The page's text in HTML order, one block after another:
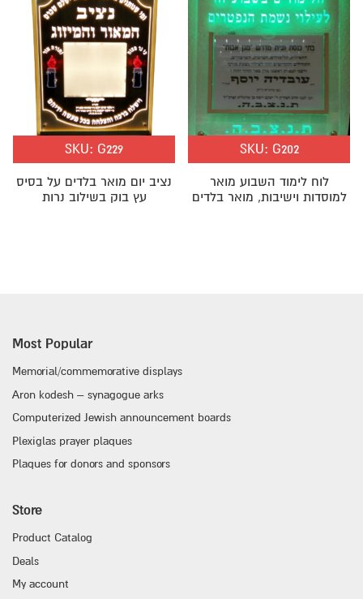
SKU: G229
נציב יום מואר בלדים על בסיס
עץ בוק בשילוב נרות
SKU: G202
לוח לימוד השבוע מואר
למוסדות וישיבות, מואר בלדים
Most Popular
Memorial/commemorative displays
Aron kodesh – synagogue arks
Computerized Jewish announcement boards
Plexiglas prayer plaques
Plaques for donors and sponsors
Store
Product Catalog
Deals
My account